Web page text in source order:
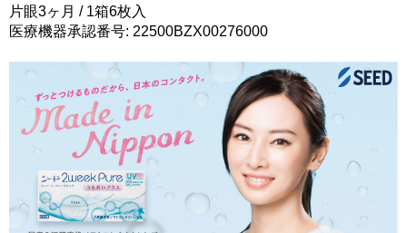
片眼3ヶ月 / 1箱6枚入
医療機器承認番号: 22500BZX00276000